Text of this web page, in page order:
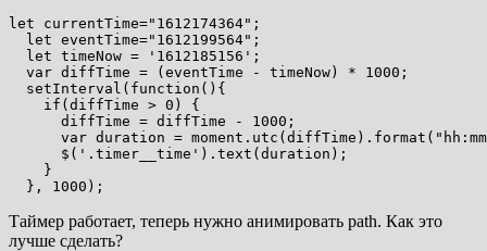
let currentTime="1612174364";
  let eventTime="1612199564";
  let timeNow = '1612185156';
  var diffTime = (eventTime - timeNow) * 1000;
  setInterval(function(){
    if(diffTime > 0) {
      diffTime = diffTime - 1000;
var duration =
      $('.timer__time').text(duration);
    }
  }, 1000);
Таймер работает, теперь нужно анимировать path. Как это
лучше сделать?